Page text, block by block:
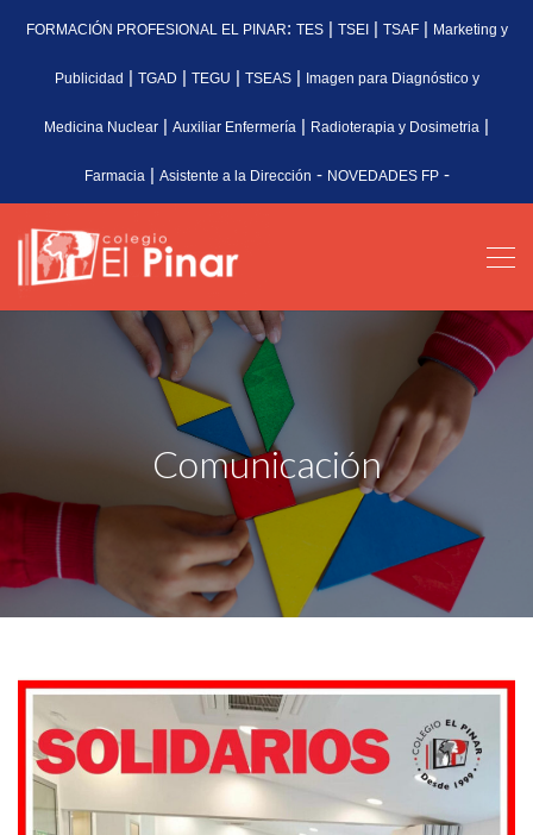
FORMACIÓN PROFESIONAL EL PINAR: TES| TSEI| TSAF| Marketing y
Publicidad | TGAD | TEGU | TSEAS| Imagen para Diagnóstico y
Medicina Nuclear | Auxiliar Enfermería | Radioterapia y Dosimetria |
Farmacia | Asistente a la Dirección - NOVEDADES FP-
Comunicación